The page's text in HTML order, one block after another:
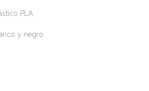
PLA
y negro